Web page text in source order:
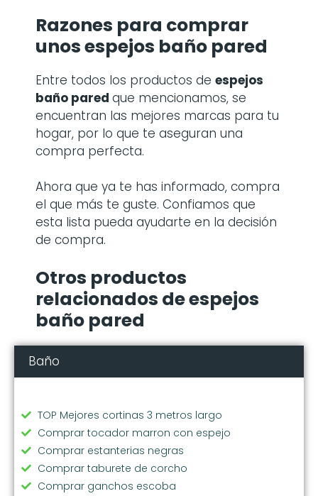
Razones para comprar
unosespejos baño pared
Entre todos los productos de espejos
baño pared que mencionamos, se
encuentran las mejores marcas para tu
hogar, por lo que te aseguran una
compra perfecta.
Ahora que ya te has informado, compra
el que más te guste. Confiamos que
esta lista pueda ayudarte en la decisión
de compra.
Otros productos
relacionados de espejos
baño pared
Baño
TOP Mejores cortinas 3 metros largo
Comprar tocador marron con espejo
Comprar estanterias negras
Comprar taburete de corcho
Comprar ganchos escoba